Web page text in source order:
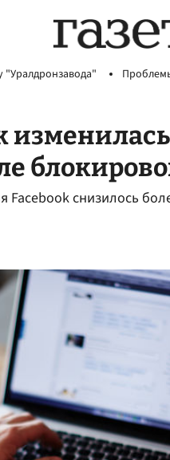
"Уралдронзавода"
изменилась
Facebook снизилось